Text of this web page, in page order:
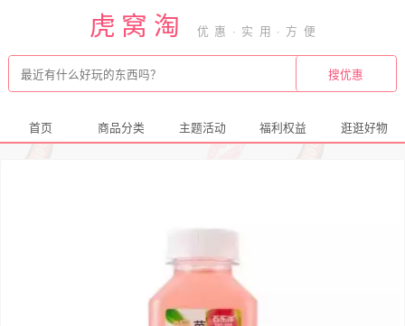
虎窝淘
首页 商品分类 主题活动 福利权益 逛逛好物